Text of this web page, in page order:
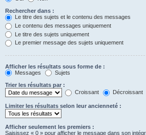
Rechercher dans :
Le titre des sujets et le contenu des messages
Le contenu des messages uniquement
Le titre des sujets uniquement
Le premier message des sujets uniquement
Afficher les résultats sous forme de :
Messages
Sujets
Trier les résultats par :
Croissant
Décroissant
Limiter les résultats selon leur ancienneté :
Afficher seulement les premiers :
Saisissez « 0 » pour afficher le message dans son